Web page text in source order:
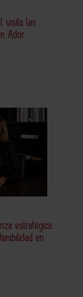
visita las
Ador
estratégica
en